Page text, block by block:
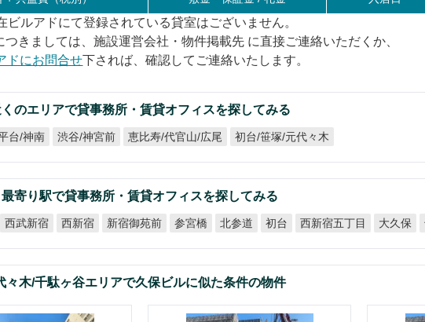
ビルアドにて登録されている貸室はございません。
きましては、施設運営会社・物件掲載先 に直接ご連絡いただくか、
ドにお問合せ下されば、確認してご連絡いたします。
のエリアで貸事務所・賃貸オフィスを探してみる
台/神南 渋谷/神宮前 恵比寿/代官山/広尾 初台/笹塚/元代々木
最寄り駅で貸事務所・賃貸オフィスを探してみる
西武新宿 西新宿 新宿御苑前 参宮橋 北参道 初台 西新宿五丁目 大久保
々木/千駄ヶ谷エリアで久保ビルに似た条件の物件